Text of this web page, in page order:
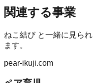
関連する事業
ねこ結びと一緒に見ら
ます。
pear-ikuji.com